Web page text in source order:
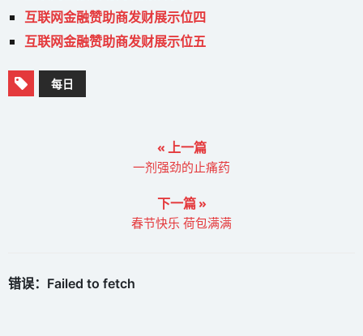
互联网金融赞助商发财展示位四
互联网金融赞助商发财展示位五
每日
« 上一篇
一剂强劲的止痛药
下一篇 »
春节快乐 荷包满满